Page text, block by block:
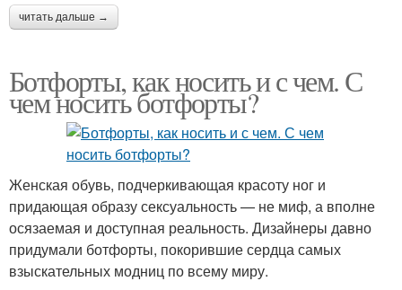
читать дальше →
Ботфорты, как носить и с чем. С
чем носить ботфорты?
Женская обувь, подчеркивающая красоту ног и
придающая образу сексуальность — не миф, а вполне
осязаемая и доступная реальность. Дизайнеры давно
придумали ботфорты, покорившие сердца самых
взыскательных модниц по всему миру.